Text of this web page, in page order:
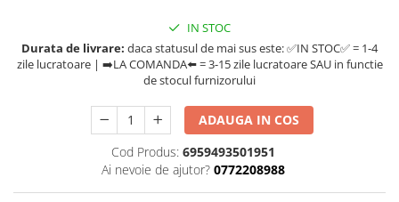
Fructe
Iced Tea
Ciocolata calda
Lapte alternativ
IN STOC
Durata de livrare: daca statusul de mai sus este: ✅IN STOC✅ = 1-4
zile lucratoare | ➡️LA COMANDA⬅️ = 3-15 zile lucratoare SAU in functie
de stocul furnizorului
ADAUGA IN COS
Cod Produs: 6959493501951
Ai nevoie de ajutor? 0772208988